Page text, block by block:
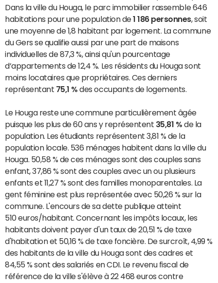
Dans la ville du Houga, le parc immobilier rassemble 646
habitations pour une population de1 186 personnes, soit
une moyenne de 1,8 habitant par logement. La commune
du Gers se qualifie aussi par une part de maisons
individuelles de 87,3 %, ainsi qu'un pourcentage
d’appartements de 12,4 %. Les résidents du Houga sont
moins locataires que propriétaires. Ces derniers
représentant 75,1 % des occupants de logements.
Le Houga reste une commune particulièrement âgée
puisque les plus de 60 ans y représentent 35,81 % de la
population. Les étudiants représentent 3,81 % de la
population locale. 536 ménages habitent dans la ville du
Houga. 50,58 % de ces ménages sont des couples sans
enfant, 37,86 % sont des couples avec un ou plusieurs
enfants et 11,27 % sont des familles monoparentales. La
gent féminine est plus représentée avec 50,26 % sur la
commune. L'encours de sa dette publique atteint
510 euros/habitant. Concernant les impôts locaux, les
habitants doivent payer d'un taux de 20,51 % de taxe
d'habitation et 50,16 % de taxe foncière. De surcroît, 4,99 %
des habitants de la ville du Houga sont des cadres et
84,55 % sont des salariés en CDI. Le revenu fiscal de
référence de la ville s'élève à 22 468 euros contre